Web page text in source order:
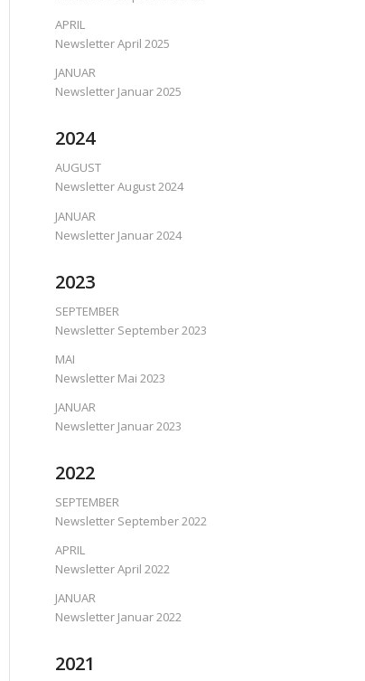
APRIL
Newsletter April 2025
JANUAR
Newsletter Januar 2025
2024
AUGUST
Newsletter August 2024
JANUAR
Newsletter Januar 2024
2023
SEPTEMBER
Newsletter September 2023
MAI
Newsletter Mai 2023
JANUAR
Newsletter Januar 2023
2022
SEPTEMBER
Newsletter September 2022
APRIL
Newsletter April 2022
JANUAR
Newsletter Januar 2022
2021